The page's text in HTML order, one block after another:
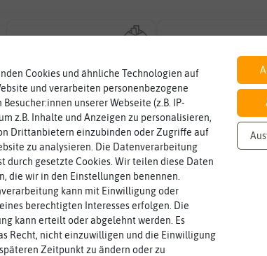
Zeitpunkt, bis zu dem das
und Pflanzgut sehr gut
Lebensdauer
einjährig
Pflanzen werden kategorisiert in:
einjährig, zweijährig oder
mehrjährig. Fruchtfarbe
grün
Die Farbe der reifen
sie nach dem
Cookies und ähnliche Technologien auf
und verarbeiten personenbezogene
Besucher:innen unserer Webseite (z.B. IP-
z.B. Inhalte und Anzeigen zu personalisieren,
Drittanbietern einzubinden oder Zugriffe auf
zu analysieren. Die Datenverarbeitung
durch gesetzte Cookies. Wir teilen diese Daten
die wir in den Einstellungen benennen.
kann mit Einwilligung oder
berechtigten Interesses erfolgen. Die
kann erteilt oder abgelehnt werden. Es
Recht, nicht einzuwilligen und die Einwilligung
Zeitpunkt zu ändern oder zu